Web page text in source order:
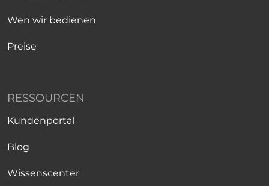
Wen wir bedienen
Preise
RESSOURCEN
Kundenportal
Blog
Wissenscenter